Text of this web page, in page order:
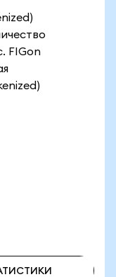
FIGon